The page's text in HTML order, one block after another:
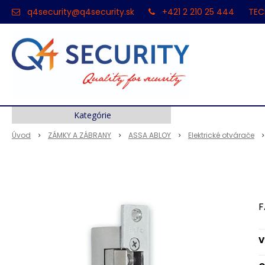
q4security@q4security.sk +421 2 210 25 444
Úvod ZÁMKY A ZÁBRANY ASSA ABLOY Elektrické otvárače
Kategórie